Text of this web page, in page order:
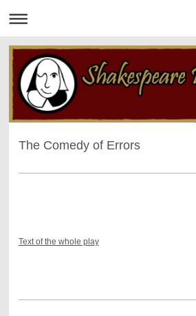
The Comedy of Errors
Text of the whole play